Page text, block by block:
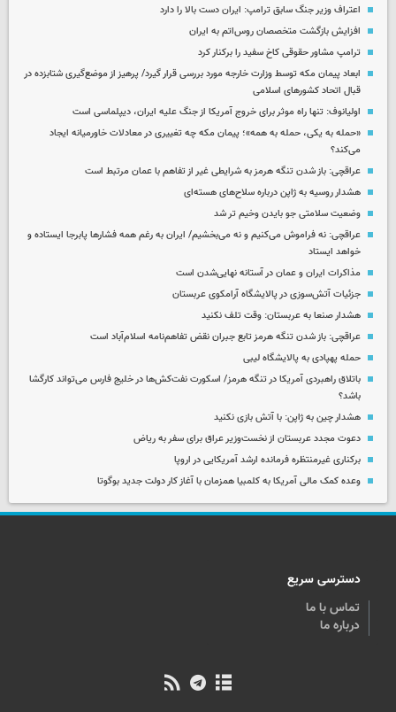
اعتراف وزیر جنگ سابق ترامپ: ایران دست بالا را دارد
افزایش بازگشت متخصصان روس‌اتم به ایران
ترامپ مشاور حقوقی کاخ سفید را برکنار کرد
ابعاد پیمان مکه توسط وزارت خارجه مورد بررسی قرار گیرد/ پرهیز از موضع‌گیری شتابزده در
قبال اتحاد کشورهای اسلامی
اولیانوف: تنها راه موثر برای خروج آمریکا از جنگ علیه ایران، دیپلماسی است
«حمله به یکی، حمله به همه»؛ پیمان مکه چه تغییری در معادلات خاورمیانه ایجاد
می‌کند؟
عراقچی: باز شدن تنگه هرمز به شرایطی غیر از تفاهم با عمان مرتبط است
هشدار روسیه به ژاپن درباره سلاح‌های هسته‌ای
وضعیت سلامتی جو بایدن وخیم تر شد
عراقچی: نه فراموش می‌کنیم و نه می‌بخشیم/ ایران به رغم همه فشارها پابرجا ایستاده و
خواهد ایستاد
مذاکرات ایران و عمان در آستانه نهایی‌شدن است
جزئیات آتش‌سوزی در پالایشگاه آرامکوی عربستان
هشدار صنعا به عربستان: وقت تلف نکنید
عراقچی: باز شدن تنگه هرمز تابع جبران نقض تفاهم‌نامه اسلام‌آباد است
حمله پهپادی به پالایشگاه لیبی
باتلاق راهبردی آمریکا در تنگه هرمز/ اسکورت نفت‌کش‌ها در خلیج فارس می‌تواند کارگشا
باشد؟
هشدار چین به ژاپن: با آتش بازی نکنید
دعوت مجدد عربستان از نخست‌وزیر عراق برای سفر به ریاض
برکناری غیرمنتظره فرمانده ارشد آمریکایی در اروپا
وعده کمک مالی آمریکا به کلمبیا همزمان با آغاز کار دولت جدید بوگوتا
دسترسی سریع
تماس با ما
درباره ما